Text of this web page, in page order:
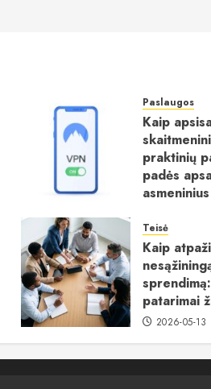
Paslaugos
Kaip
praktinių
padės
2026-06-15
Teisė
Kaip
patarimai
2026-05-13